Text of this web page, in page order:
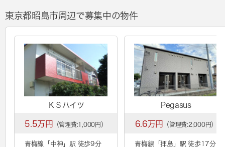
東京都昭島市周辺で募集中の物件
ＫＳハイツ
5.5万円 （管理費:1,000円）
青梅線「 中神 」駅 徒歩9分
Pegasus
6.6万円 （管理費:2,000円）
青梅線「拝島 」駅 徒歩17分